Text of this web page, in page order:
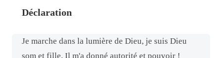
Déclaration
Je marche dans la lumière de Dieu, je suis Dieu
som et fille. Il m'a donné autorité et pouvoir !